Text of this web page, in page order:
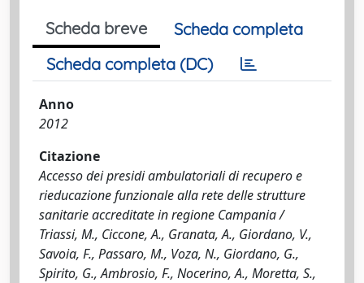
Scheda breve
Scheda completa
Scheda completa (DC)
Anno
2012
Citazione
Accesso dei presidi ambulatoriali di recupero e
rieducazione funzionale alla rete delle strutture
sanitarie accreditate in regione Campania /
Triassi, M., Ciccone, A., Granata, A., Giordano, V.,
Savoia, F., Passaro, M., Voza, N., Giordano, G.,
Spirito, G., Ambrosio, F., Nocerino, A., Moretta, S.,